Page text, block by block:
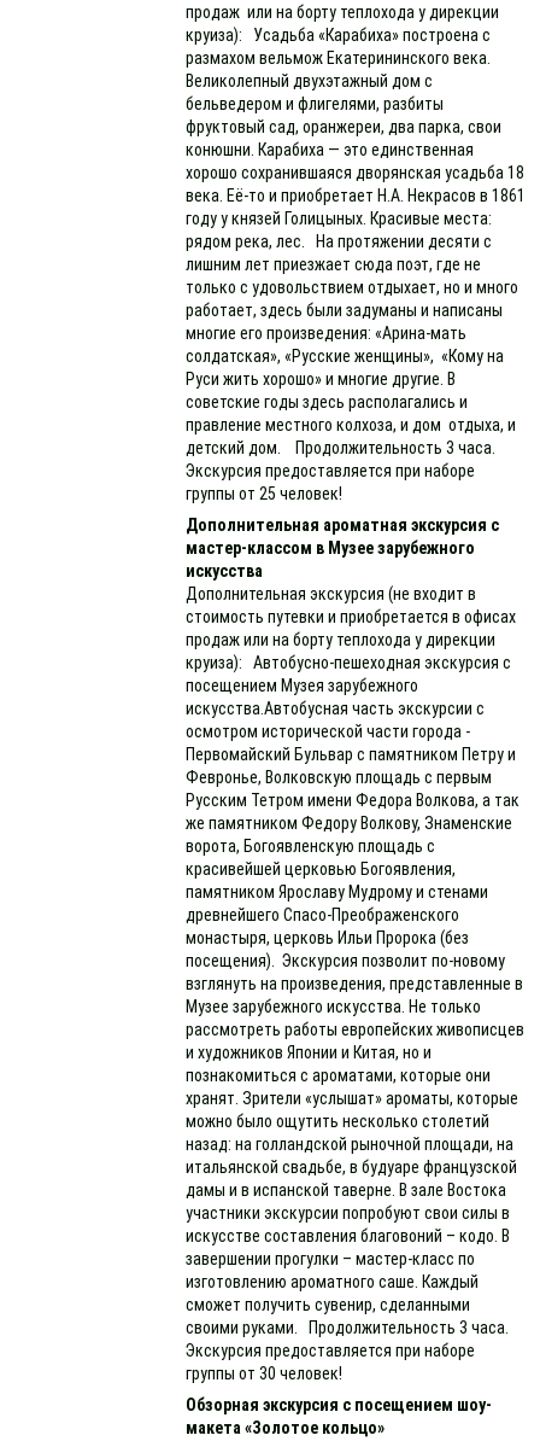
продаж или на борту теплохода у дирекции
круиза): Усадьба «Карабиха» построена с
размахом вельмож Екатерининского века.
Великолепный двухэтажный дом с
бельведером и флигелями, разбиты
фруктовый сад, оранжереи, два парка, свои
конюшни. Карабиха — это единственная
хорошо сохранившаяся дворянская усадьба 18
века. Её-то и приобретает Н.А. Некрасов в 1861
году у князей Голицыных. Красивые места:
рядом река, лес. На протяжении десяти с
лишним лет приезжает сюда поэт, где не
только с удовольствием отдыхает, но и много
работает, здесь были задуманы и написаны
многие его произведения: «Арина-мать
солдатская», «Русские женщины», «Кому на
Руси жить хорошо» и многие другие. В
советские годы здесь располагались и
правление местного колхоза, и дом отдыха, и
детский дом. Продолжительность 3 часа.
Экскурсия предоставляется при наборе
группы от 25 человек!
Дополнительная ароматная экскурсия с
мастер-классом в Музее зарубежного
искусства
Дополнительная экскурсия (не входит в
стоимость путевки и приобретается в офисах
продаж или на борту теплохода у дирекции
круиза): Автобусно-пешеходная экскурсия с
посещением Музея зарубежного
искусства.Автобусная часть экскурсии с
осмотром исторической части города -
Первомайский Бульвар с памятником Петру и
Февронье, Волковскую площадь с первым
Русским Тетром имени Федора Волкова, а так
же памятником Федору Волкову, Знаменские
ворота, Богоявленскую площадь с
красивейшей церковью Богоявления,
памятником Ярославу Мудрому и стенами
древнейшего Спасо-Преображенского
монастыря, церковь Ильи Пророка (без
посещения). Экскурсия позволит по-новому
взглянуть на произведения, представленные в
Музее зарубежного искусства. Не только
рассмотреть работы европейских живописцев
и художников Японии и Китая, но и
познакомиться с ароматами, которые они
хранят. Зрители «услышат» ароматы, которые
можно было ощутить несколько столетий
назад: на голландской рыночной площади, на
итальянской свадьбе, в будуаре французской
дамы и в испанской таверне. В зале Востока
участники экскурсии попробуют свои силы в
искусстве составления благовоний – кодо. В
завершении прогулки – мастер-класс по
изготовлению ароматного саше. Каждый
сможет получить сувенир, сделанными
своими руками. Продолжительность 3 часа.
Экскурсия предоставляется при наборе
группы от 30 человек!
Обзорная экскурсия с посещением шоу-
макета «Золотое кольцо»